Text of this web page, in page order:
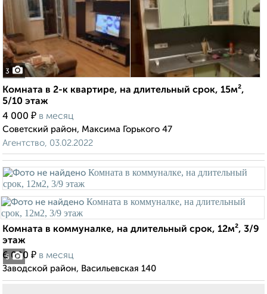
3
Комната в 2-к квартире, на длительный срок, 15м²,
5/10 этаж
4 000 ₽ в месяц
Советский район, Максима Горького 47
Агентство, 03.02.2022
5
Комната в коммуналке, на длительный срок, 12м², 3/9
этаж
6 000 ₽ в месяц
Заводской район, Васильевская 140